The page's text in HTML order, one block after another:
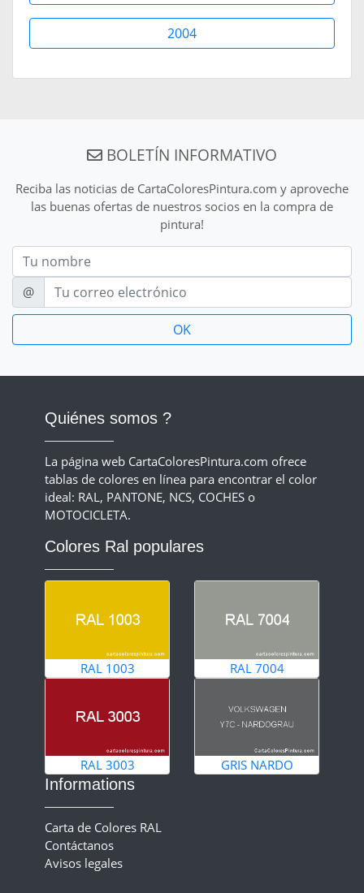
2004
BOLETÍN INFORMATIVO
Reciba las noticias de CartaColoresPintura.com y aproveche
las buenas ofertas de nuestros socios en la compra de
pintura!
Nom
E-mail
@
Quiénes somos ?
La página web CartaColoresPintura.com ofrece
tablas de colores en línea para encontrar el color
ideal: RAL, PANTONE, NCS, COCHES o
MOTOCICLETA.
Colores Ral populares
RAL 1003 RAL 7004
RAL 3003 GRIS NARDO
Informations
Carta de Colores RAL
Contáctanos
Avisos legales